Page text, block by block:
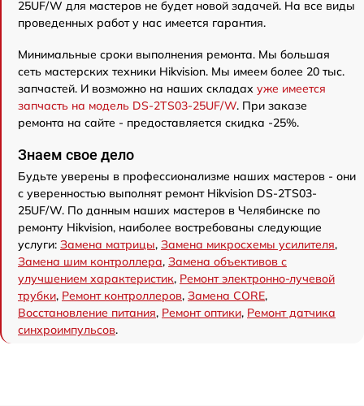
25UF/W для мастеров не будет новой задачей. На все виды
проведенных работ у нас имеется гарантия.
Минимальные сроки выполнения ремонта. Мы большая
сеть мастерских техники Hikvision. Мы имеем более 20 тыс.
запчастей. И возможно на наших складах уже имеется
запчасть на модель DS-2TS03-25UF/W. При заказе
ремонта на сайте - предоставляется скидка -25%.
Знаем свое дело
Будьте уверены в профессионализме наших мастеров - они
с уверенностью выполнят ремонт Hikvision DS-2TS03-
25UF/W. По данным наших мастеров в Челябинске по
ремонту Hikvision, наиболее востребованы следующие
услуги: Замена матрицы, Замена микросхемы усилителя,
Замена шим контроллера, Замена объективов с
улучшением характеристик, Ремонт электронно-лучевой
трубки, Ремонт контроллеров, Замена CORE,
Восстановление питания, Ремонт оптики, Ремонт датчика
синхроимпульсов.